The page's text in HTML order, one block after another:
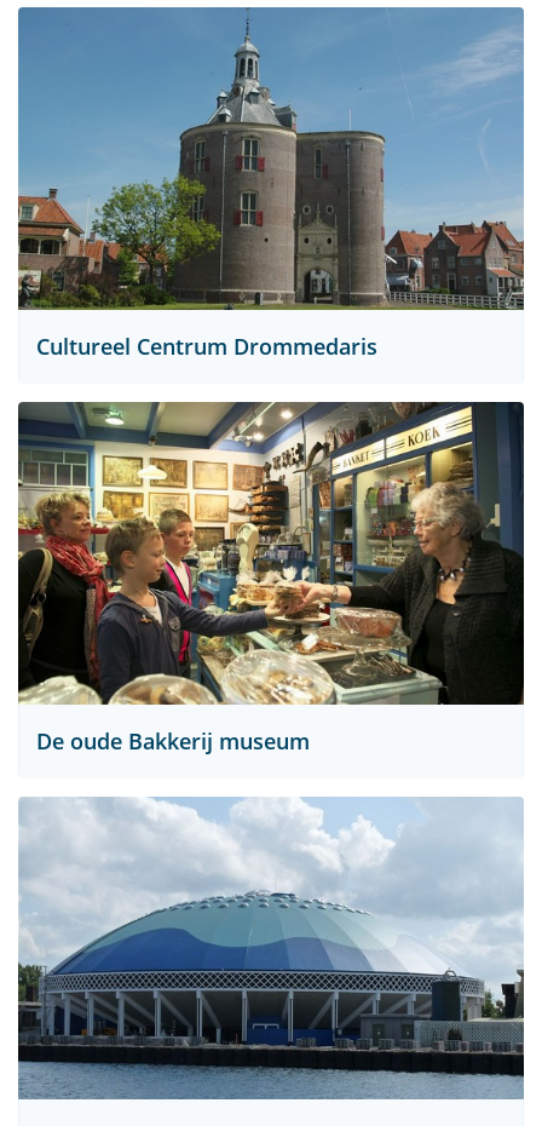
Cultureel Centrum Drommedaris
De oude Bakkerij museum